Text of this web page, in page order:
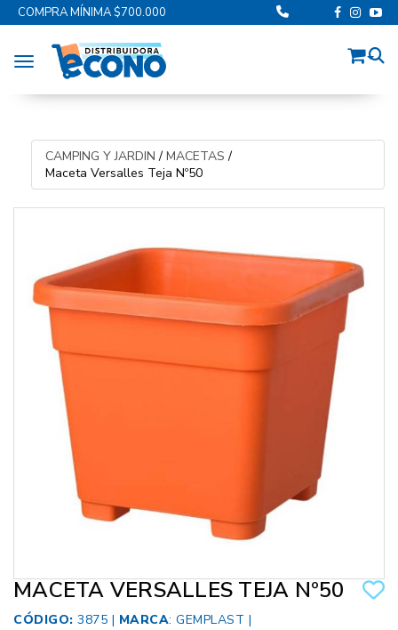
COMPRA MÍNIMA $700.000
Toggle navigation
CAMPING Y JARDIN / MACETAS /
Maceta Versalles Teja Nº50
MACETA VERSALLES TEJA Nº50
CÓDIGO: 3875 | MARCA: GEMPLAST |